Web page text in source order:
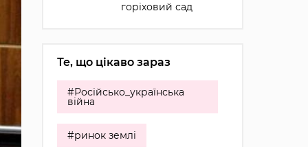
горіховий сад
Те, що цікаво зараз
#Російсько_українська
війна
#ринок землі